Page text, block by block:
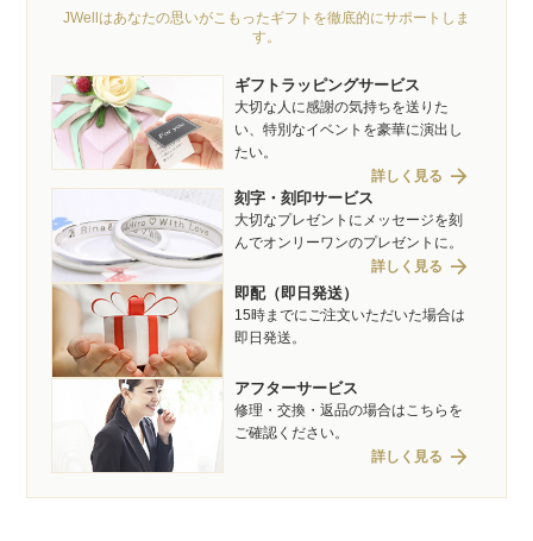
JWellはあなたの思いがこもったギフトを徹底的にサポートしま
す。
ギフトラッピングサービス
大切な人に感謝の気持ちを送りた
い、特別なイベントを豪華に演出し
たい。
詳しく見る arrow_forward
刻字・刻印サービス
大切なプレゼントにメッセージを刻
んでオンリーワンのプレゼントに。
詳しく見る arrow_forward
即配（即日発送）
15時までにご注文いただいた場合は
即日発送。
アフターサービス
修理・交換・返品の場合はこちらを
ご確認ください。
詳しく見る arrow_forward